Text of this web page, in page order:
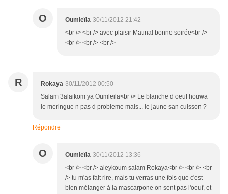
O Oumleïla 30/11/2012 21:42
<br /> <br /> avec plaisir Matina! bonne soirée<br />
<br /> <br /> <br />
R Rokaya 30/11/2012 00:50
Salam 3alaikom ya Oumleila<br /> Le blanche d oeuf houwa
le meringue n pas d probleme mais... le jaune san cuisson ?
Répondre
O Oumleïla 30/11/2012 13:36
<br /> <br /> aleykoum salam Rokaya<br /> <br /> <br
/> tu m'as fait rire, mais tu verras une fois que c'est
bien mélanger à la mascarpone on sent pas l'oeuf, et